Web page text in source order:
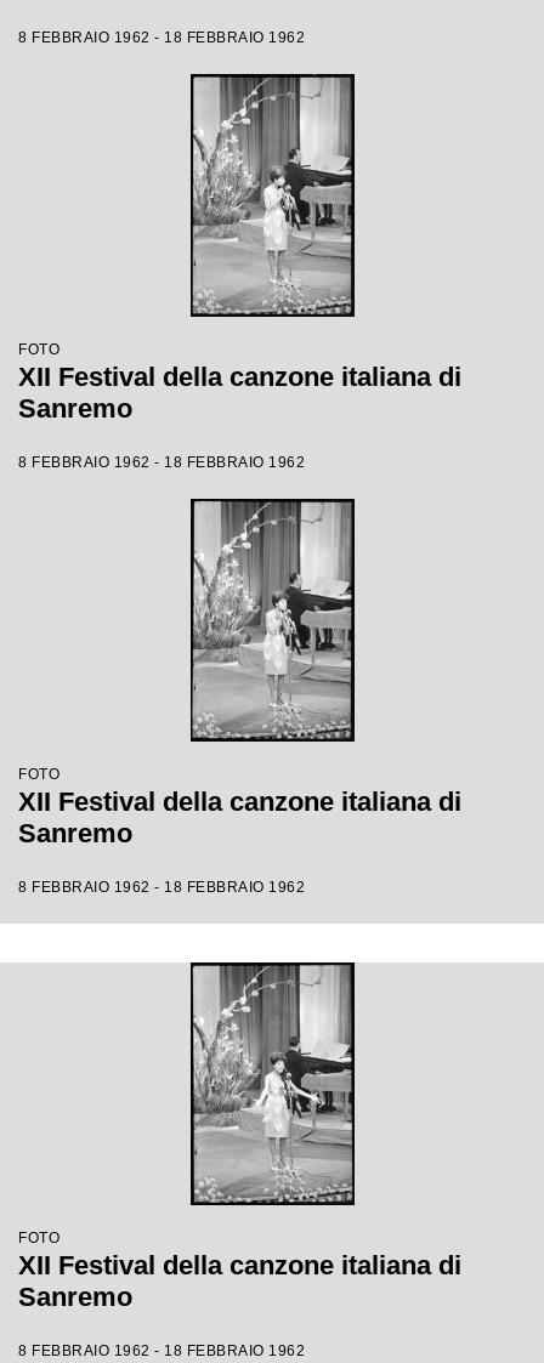
8 FEBBRAIO 1962 - 18 FEBBRAIO 1962
FOTO
XII Festival della canzone italiana di
Sanremo
8 FEBBRAIO 1962 - 18 FEBBRAIO 1962
FOTO
XII Festival della canzone italiana di
Sanremo
8 FEBBRAIO 1962 - 18 FEBBRAIO 1962
FOTO
XII Festival della canzone italiana di
Sanremo
8 FEBBRAIO 1962 - 18 FEBBRAIO 1962